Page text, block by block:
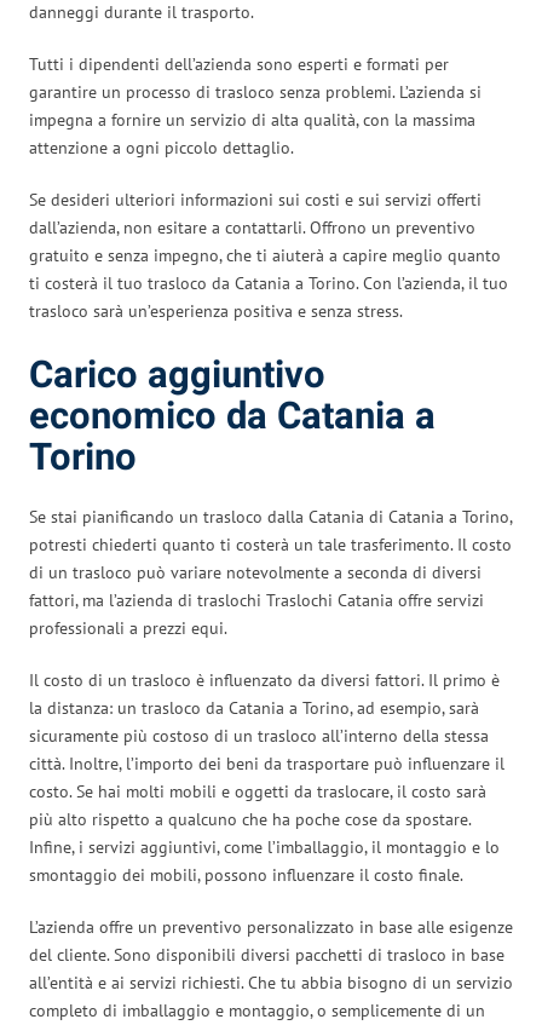
danneggi durante il trasporto.
Tutti i dipendenti dell’azienda sono esperti e formati per
garantire un processo di trasloco senza problemi. L’azienda si
impegna a fornire un servizio di alta qualità, con la massima
attenzione a ogni piccolo dettaglio.
Se desideri ulteriori informazioni sui costi e sui servizi offerti
dall’azienda, non esitare a contattarli. Offrono un preventivo
gratuito e senza impegno, che ti aiuterà a capire meglio quanto
ti costerà il tuo trasloco da Catania a Torino. Con l’azienda, il tuo
trasloco sarà un’esperienza positiva e senza stress.
Carico aggiuntivo
economico da Catania a
Torino
Se stai pianificando un trasloco dalla Catania di Catania a Torino,
potresti chiederti quanto ti costerà un tale trasferimento. Il costo
di un trasloco può variare notevolmente a seconda di diversi
fattori, ma l’azienda di traslochi Traslochi Catania offre servizi
professionali a prezzi equi.
Il costo di un trasloco è influenzato da diversi fattori. Il primo è
la distanza: un trasloco da Catania a Torino, ad esempio, sarà
sicuramente più costoso di un trasloco all’interno della stessa
città. Inoltre, l’importo dei beni da trasportare può influenzare il
costo. Se hai molti mobili e oggetti da traslocare, il costo sarà
più alto rispetto a qualcuno che ha poche cose da spostare.
Infine, i servizi aggiuntivi, come l’imballaggio, il montaggio e lo
smontaggio dei mobili, possono influenzare il costo finale.
L’azienda offre un preventivo personalizzato in base alle esigenze
del cliente. Sono disponibili diversi pacchetti di trasloco in base
all’entità e ai servizi richiesti. Che tu abbia bisogno di un servizio
completo di imballaggio e montaggio, o semplicemente di un